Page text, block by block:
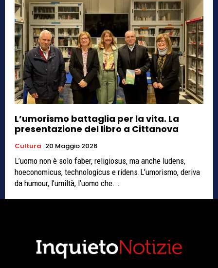
L’umorismo battaglia per la vita. La
presentazione del libro a Cittanova
Cultura 20 Maggio 2026
L’uomo non è solo faber, religiosus, ma anche ludens,
hoeconomicus, technologicus e ridens.L’umorismo, deriva
da humour, l’umiltà, l’uomo che...